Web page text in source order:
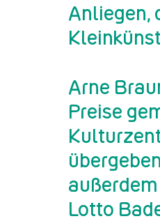
Anliegen,
Arne
Preise
Lotto